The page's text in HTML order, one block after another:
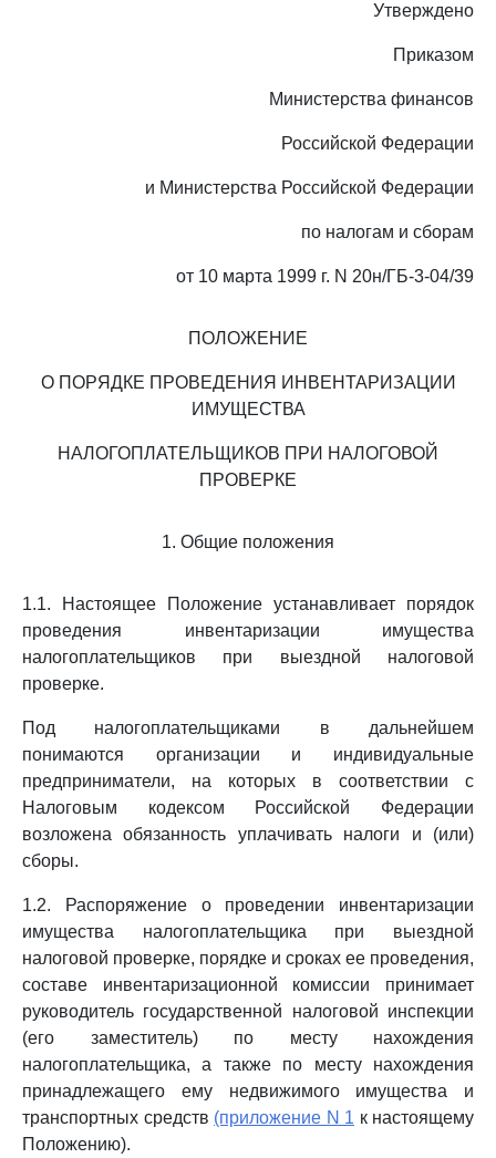
Утверждено
Приказом
Министерства финансов
Российской Федерации
и Министерства Российской Федерации
по налогам и сборам
от 10 марта 1999 г. N 20н/ГБ-3-04/39
ПОЛОЖЕНИЕ
О ПОРЯДКЕ ПРОВЕДЕНИЯ ИНВЕНТАРИЗАЦИИ
ИМУЩЕСТВА
НАЛОГОПЛАТЕЛЬЩИКОВ ПРИ НАЛОГОВОЙ
ПРОВЕРКЕ
1. Общие положения
1.1. Настоящее Положение устанавливает порядок
проведения инвентаризации имущества
налогоплательщиков при выездной налоговой
проверке.
Под налогоплательщиками в дальнейшем
понимаются организации и индивидуальные
предприниматели, на которых в соответствии с
Налоговым кодексом Российской Федерации
возложена обязанность уплачивать налоги и (или)
сборы.
1.2. Распоряжение о проведении инвентаризации
имущества налогоплательщика при выездной
налоговой проверке, порядке и сроках ее проведения,
составе инвентаризационной комиссии принимает
руководитель государственной налоговой инспекции
(его заместитель) по месту нахождения
налогоплательщика, а также по месту нахождения
принадлежащего ему недвижимого имущества и
транспортных средств (приложение N 1 к настоящему
Положению).